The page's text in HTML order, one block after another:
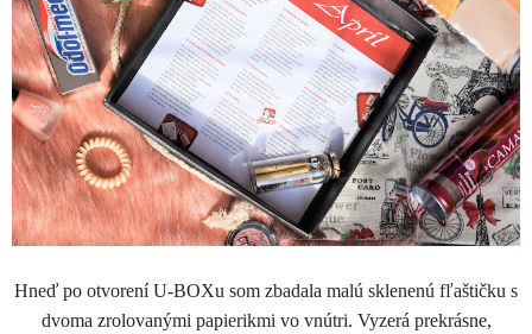
Hneď po otvorení U-BOXu som zbadala malú sklenenú fľaštičku s
dvoma zrolovanými papierikmi vo vnútri. Vyzerá prekrásne,